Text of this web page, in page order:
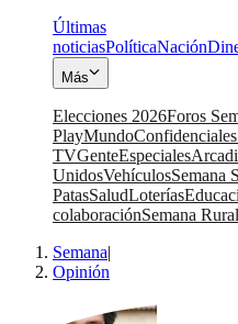
Últimas
noticiasPolíticaNación
Más
Elecciones 2026Foros
PlayMundoConfidenciales
TVGenteEspeciales
UnidosVehículosSemana
PatasSaludLoterías
colaboraciónSemana Rural
Semana|
Opinión